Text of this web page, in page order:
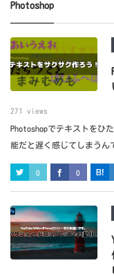
Photoshop
271 views
Photoshopでテキストをひ
能だと遅く感じてしまう
0 0